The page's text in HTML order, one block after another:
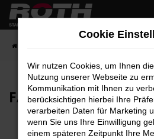
Zum
Hauptinhalt
FAHRZEUG-
Cookie
Wir nutzen Cookies, um Ihnen
Nutzung unserer Webseite zu
Kommunikation mit Ihnen zu
berücksichtigen hierbei Ihre
verarbeiten Daten für Marketing
wenn Sie uns Ihre Einwilligung
einem späteren Zeitpunkt Ihre